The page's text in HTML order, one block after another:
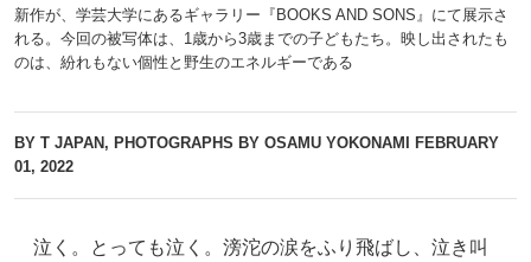
新作が、学芸大学にあるギャラリー『BOOKS AND SONS』にて展示さ
れる。今回の被写体は、1歳から3歳までの子どもたち。映し出されたも
のは、紛れもない個性と野生のエネルギーである
BY T JAPAN, PHOTOGRAPHS BY OSAMU YOKONAMI FEBRUARY
01, 2022
泣く。とっても泣く。滂沱の涙をふり飛ばし、泣き叫